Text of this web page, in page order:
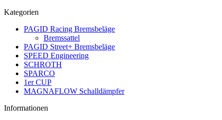
Kategorien
PAGID Racing Bremsbeläge
Bremssattel
PAGID Street+ Bremsbeläge
SPEED Engineering
SCHROTH
SPARCO
1er CUP
MAGNAFLOW Schalldämpfer
Informationen